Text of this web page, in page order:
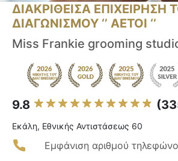
ΔΙΑΚΡΙΘΕΙΣΑ ΕΠΙΧΕΙΡΗΣΗ
ΔΙΑΓΩΝΙΣΜΟΥ ‘’ ΑΕΤΟΙ ‘’
Miss Frankie grooming
9.8
Εκάλη, Εθνικής Αντιστάσεως 60
Εμφάνιση αριθμού